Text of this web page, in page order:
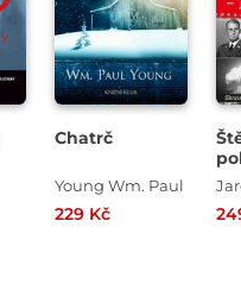
Chatrč
Young Wm. Paul
229 Kč